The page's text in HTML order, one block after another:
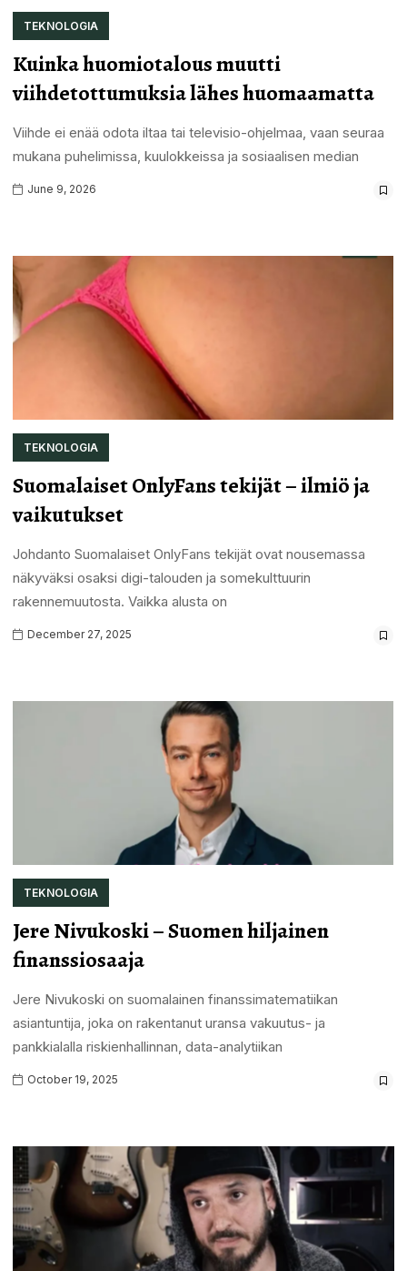
TEKNOLOGIA
Kuinka huomiotalous muutti
viihdetottumuksia lähes huomaamatta
Viihde ei enää odota iltaa tai televisio-ohjelmaa, vaan seuraa
mukana puhelimissa, kuulokkeissa ja sosiaalisen median
June 9, 2026
TEKNOLOGIA
Suomalaiset OnlyFans tekijät – ilmiö ja
vaikutukset
Johdanto Suomalaiset OnlyFans tekijät ovat nousemassa
näkyväksi osaksi digi-talouden ja somekulttuurin
rakennemuutosta. Vaikka alusta on
December 27, 2025
TEKNOLOGIA
Jere Nivukoski – Suomen hiljainen
finanssiosaaja
Jere Nivukoski on suomalainen finanssimatematiikan
asiantuntija, joka on rakentanut uransa vakuutus- ja
pankkialalla riskienhallinnan, data-analytiikan
October 19, 2025